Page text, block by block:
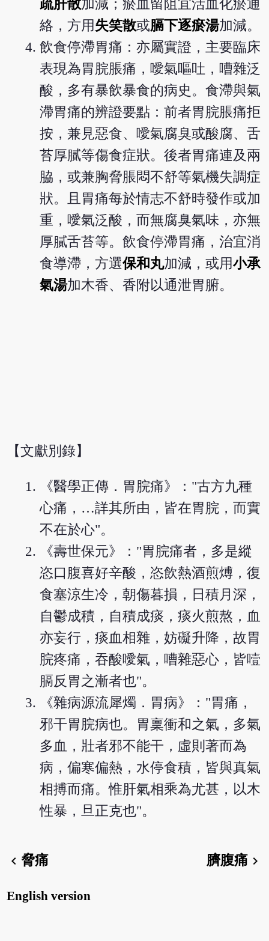
疏肝散加減；瘀血留阻宜活血化瘀通
絡，方用 失笑散或膈下逐瘀湯加減。
飲食停滯胃痛：亦屬實證，主要臨床
表現為胃脘脹痛，噯氣嘔吐，嘈雜泛
酸，多有暴飲暴食的病史。食滯與氣
滯胃痛的辨證要點：前者胃脘脹痛拒
按，兼見惡食、噯氣腐臭或酸腐、舌
苔厚膩等傷食症狀。後者胃痛連及兩
脇，或兼胸脅脹悶不舒等氣機失調症
狀。且胃痛每於情志不舒時發作或加
重，噯氣泛酸，而無腐臭氣味，亦無
厚膩舌苔等。飲食停滯胃痛，治宜消
食導滯，方選保和丸加減，或用小承
氣湯加木香、香附以通泄胃腑。
【文獻別錄】
《醫學正傳．胃脘痛》："古方九種
心痛，…詳其所由，皆在胃脘，而實
不在於心"。
《壽世保元》："胃脘痛者，多是縱
恣口腹喜好辛酸，恣飲熱酒煎煿，復
食塞涼生冷，朝傷暮損，日積月深，
自鬱成積，自積成痰，痰火煎熬，血
亦妄行，痰血相雜，妨礙升降，故胃
脘疼痛，吞酸噯氣，嘈雜惡心，皆噎
膈反胃之漸者也"。
《雜病源流犀燭．胃病》："胃痛，
邪干胃脘病也。胃稟衝和之氣，多氣
多血，壯者邪不能干，虛則著而為
病，偏寒偏熱，水停食積，皆與真氣
相搏而痛。惟肝氣相乘為尤甚，以木
性暴，旦正克也"。
chevron_left脅痛 臍腹痛 chevron_right
English version